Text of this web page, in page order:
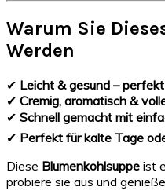
Warum Sie
Werden
✔ Leicht & gesund –
✔ Cremig, aromatisch &
✔ Schnell gemacht mit
✔ Perfekt für kalte Tage
Diese Blumenkohlsuppe ist
probiere sie aus und